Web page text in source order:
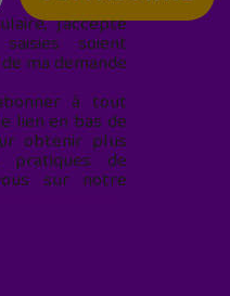
j’accepte
soient
ma demande
à tout
lien en bas de
obtenir plus
pratiques de
sur notre